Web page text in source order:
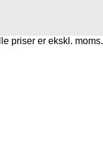
priser er ekskl. moms.